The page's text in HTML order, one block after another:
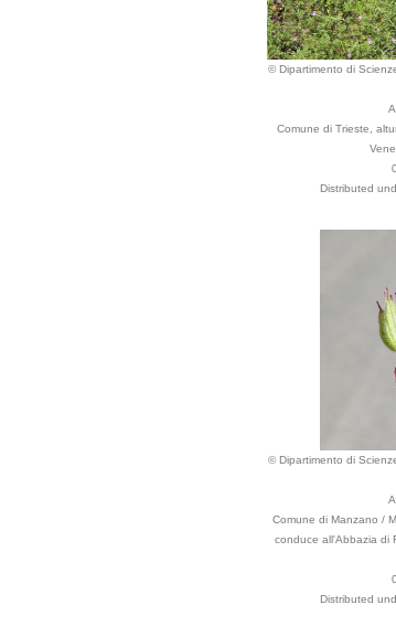
© Dipartimento di
Comune di Trieste,
Distributed
© Dipartimento di
Comune di Manzano /
conduce all'Abbazia di
Distributed